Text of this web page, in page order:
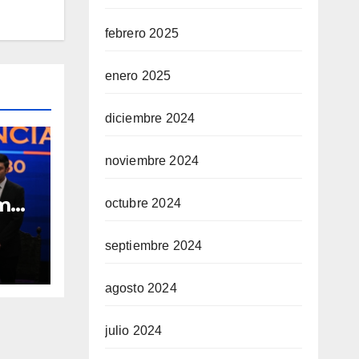
febrero 2025
enero 2025
diciembre 2024
noviembre 2024
octubre 2024
septiembre 2024
agosto 2024
julio 2024